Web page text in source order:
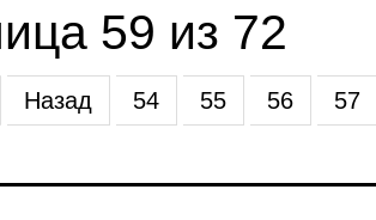
59 из 72
Назад 54 55 56 57